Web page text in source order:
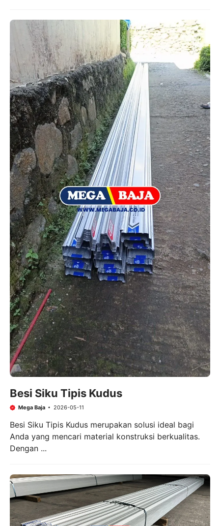
Besi Siku Tipis Kudus
Mega Baja 2026-05-11
Besi Siku Tipis Kudus merupakan solusi ideal bagi
Anda yang mencari material konstruksi berkualitas.
Dengan ...